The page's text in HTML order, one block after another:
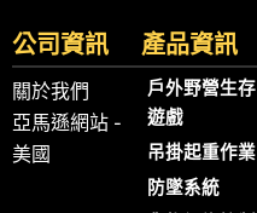
公司資訊
關於我們
亞馬遜網站 -
美國
產品資訊
戶外野營生存
遊戲
吊掛起重作業
防墜系統